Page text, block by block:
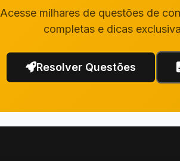
Acesse milhares de questões de
completas e dicas
Resolver Questões